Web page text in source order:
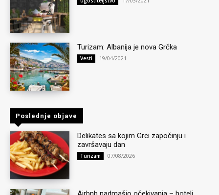
Turizam: Albanija je nova Grčka
Vesti 19/04/2021
Poslednje objave
Delikates sa kojim Grci započinju i
završavaju dan
Turizam 07/08/2026